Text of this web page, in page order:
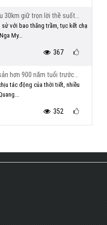
30km giữ trọn lời thề suốt...
sử với bao thăng trầm, tục kết chạ
My...
367
hơn 900 năm tuổi trước...
tác động của thời tiết, nhiều
352